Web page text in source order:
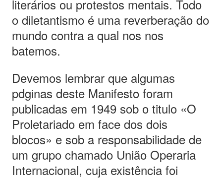
literários ou protestos mentais. Todo
o diletantismo é uma reverberação do
mundo contra a qual nos nos
batemos.
Devemos lembrar que algumas
pdginas deste Manifesto foram
publicadas em 1949 sob o titulo «O
Proletariado em face dos dois
blocos» e sob a responsabilidade de
um grupo chamado União Operaria
Internacional, cuja existência foi